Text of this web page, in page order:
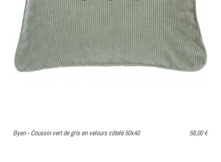
Byen - Coussin vert de gris en velours côtelé 50x40 58,00 €